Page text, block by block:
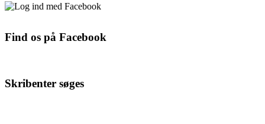
Find os på Facebook
Skribenter søges